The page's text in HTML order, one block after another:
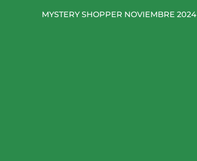
MYSTERY SHOPPER NOVIEMBRE 2024